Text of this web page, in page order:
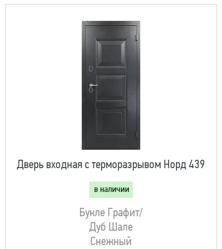
Дверь входная с терморазрывом Норд 439
в наличии
Букле Графит/
Дуб Шале
Снежный